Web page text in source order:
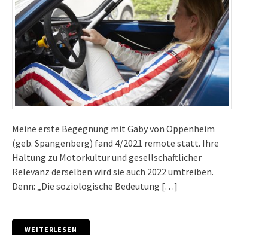
Meine erste Begegnung mit Gaby von Oppenheim
(geb. Spangenberg) fand 4/2021 remote statt. Ihre
Haltung zu Motorkultur und gesellschaftlicher
Relevanz derselben wird sie auch 2022 umtreiben.
Denn: „Die soziologische Bedeutung […]
WEITERLESEN